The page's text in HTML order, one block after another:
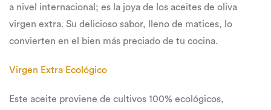
a nivel internacional; es la joya de los aceites de oliva
virgen extra. Su delicioso sabor, lleno de matices, lo
convierten en el bien más preciado de tu cocina.
Virgen Extra Ecológico
Este aceite proviene de cultivos 100% ecológicos,